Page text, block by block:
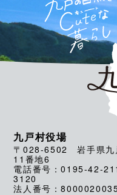
九戸村役場
〒028-6502 岩手県九
11番地6
電話番号：0195-42-
3120
法人番号：